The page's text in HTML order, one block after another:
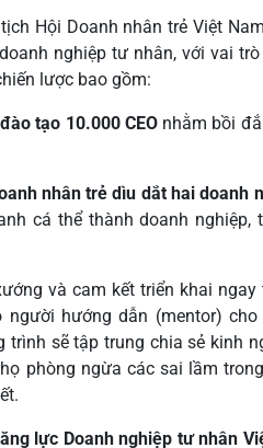
Hội Doanh nhân trẻ Việt
nghiệp tư nhân, với vai
lược bao gồm:
tạo 10.000 CEOnhằm bồi
nhân trẻ dìu dắt hai doanh
cá thể thành doanh nghiệp,
và cam kết triển khai
hướng dẫn (mentor)
sẽ tập trung chia sẻ kinh
phòng ngừa các sai lầm
lực Doanh nghiệp tư nhân